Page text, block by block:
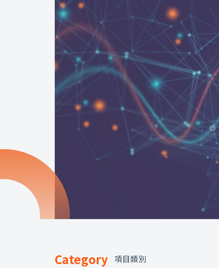
Category 項目類別